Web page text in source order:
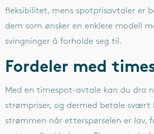
fleksibilitet, mens spotprisavtaler er
dem som ønsker en enklere modell
svingninger å forholde seg til.
Fordeler med
Med en timespot-avtale kan du dra
strømpriser, og dermed betale svært
strømmen når etterspørselen er lav,